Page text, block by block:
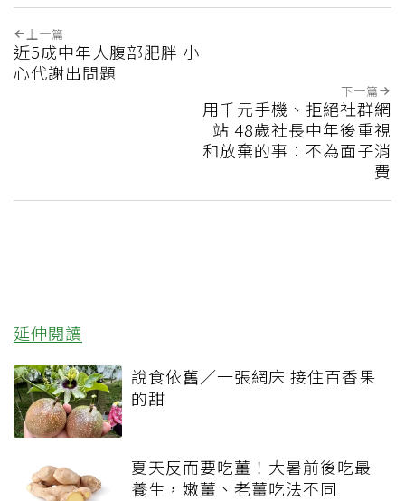
上一篇
近5成中年人腹部肥胖 小
心代謝出問題
下一篇
用千元手機、拒絕社群網
站 48歲社長中年後重視
和放棄的事：不為面子消
費
延伸閱讀
說食依舊／一張網床 接住百香果
的甜
夏天反而要吃薑！大暑前後吃最
養生，嫩薑、老薑吃法不同